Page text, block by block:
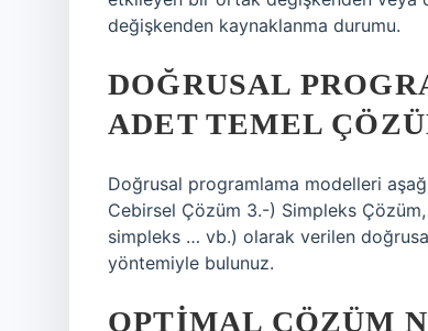
değişkenden kaynaklanma durumu.
DOĞRUSAL
ADET TEMEL
Doğrusal programlama modelleri
Cebirsel Çözüm 3.-) Simpleks
simpleks … vb.) olarak verilen
yöntemiyle bulunuz.
OPTIMAL ÇÖZÜM